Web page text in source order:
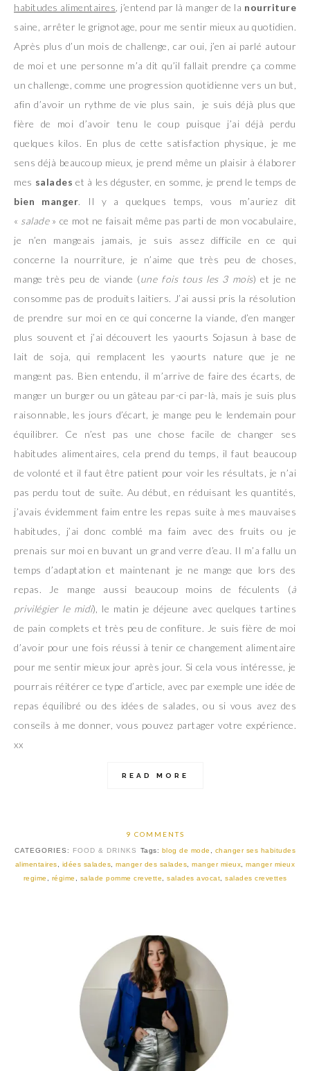
habitudes alimentaires , j’entend par là manger de la nourriture
saine, arrêter le grignotage, pour me sentir mieux au quotidien.
Après plus d’un mois de challenge, car oui, j’en ai parlé autour
de moi et une personne m’a dit qu’il fallait prendre ça comme
un challenge, comme une progression quotidienne vers un but,
afin d’avoir un rythme de vie plus sain, je suis déjà plus que
fière de moi d’avoir tenu le coup puisque j’ai déjà perdu
quelques kilos. En plus de cette satisfaction physique, je me
sens déjà beaucoup mieux, je prend même un plaisir à élaborer
mes salades et à les déguster, en somme, je prend le temps de
bien manger. Il y a quelques temps, vous m’auriez dit
« salade» ce mot ne faisait même pas parti de mon vocabulaire,
je n’en mangeais jamais, je suis assez difficile en ce qui
concerne la nourriture, je n’aime que très peu de choses,
mange très peu de viande (une fois tous les 3 mois) et je ne
consomme pas de produits laitiers. J’ai aussi pris la résolution
de prendre sur moi en ce qui concerne la viande, d’en manger
plus souvent et j’ai découvert les yaourts Sojasun à base de
lait de soja, qui remplacent les yaourts nature que je ne
mangent pas. Bien entendu, il m’arrive de faire des écarts, de
manger un burger ou un gâteau par-ci par-là, mais je suis plus
raisonnable, les jours d’écart, je mange peu le lendemain pour
équilibrer. Ce n’est pas une chose facile de changer ses
habitudes alimentaires, cela prend du temps, il faut beaucoup
de volonté et il faut être patient pour voir les résultats, je n’ai
pas perdu tout de suite. Au début, en réduisant les quantités,
j’avais évidemment faim entre les repas suite à mes mauvaises
habitudes, j’ai donc comblé ma faim avec des fruits ou je
prenais sur moi en buvant un grand verre d’eau. Il m’a fallu un
temps d’adaptation et maintenant je ne mange que lors des
repas. Je mange aussi beaucoup moins de féculents (à
privilégier le midi), le matin je déjeune avec quelques tartines
de pain complets et très peu de confiture. Je suis fière de moi
d’avoir pour une fois réussi à tenir ce changement alimentaire
pour me sentir mieux jour après jour. Si cela vous intéresse, je
pourrais réitérer ce type d’article, avec par exemple une idée de
repas équilibré ou des idées de salades, ou si vous avez des
conseils à me donner, vous pouvez partager votre expérience.
xx
READ MORE
9 COMMENTS
CATEGORIES: FOOD & DRINKS Tags: blog de mode
changer ses habitudes
alimentaires
idées salades ,manger des salades ,manger mieux ,manger mieux
regime
régime salade pomme crevette salades avocat salades crevettes